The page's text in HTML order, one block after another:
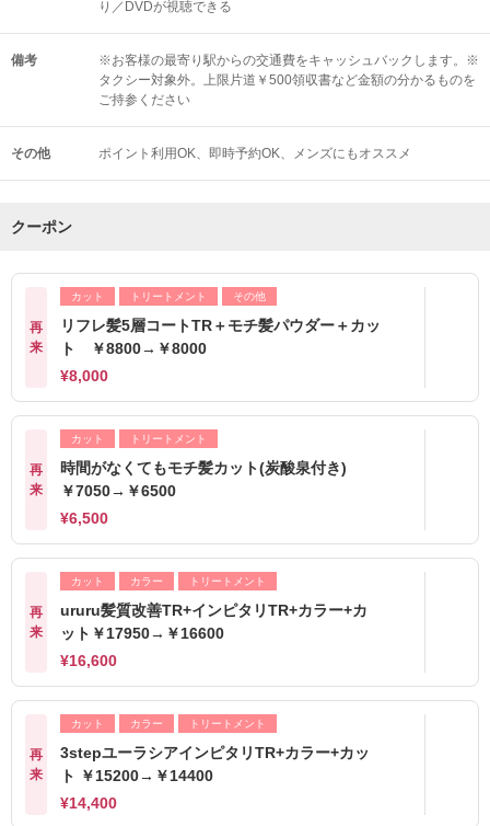
り／DVDが視聴できる
備考
※お客様の最寄り駅からの交通費をキャッシュバックします。※
タクシー対象外。上限片道￥500領収書など金額の分かるものを
ご持参ください
その他 ポイント利用OK 即時予約OK メンズにもオススメ
クーポン
再
来
カット トリートメント その他
リフレ髪5層コートTR＋モチ髪パウダー＋カッ
ト ￥8800→￥8000
¥8,000
再
来
カット トリートメント
時間がなくてもモチ髪カット(炭酸泉付き)
￥7050→￥6500
¥6,500
再
来
カット カラー トリートメント
ururu髪質改善TR+インピタリTR+カラー+カ
ット￥17950→￥16600
¥16,600
再
来
カット カラー トリートメント
3stepユーラシアインピタリTR+カラー+カッ
ト ￥15200→￥14400
¥14,400